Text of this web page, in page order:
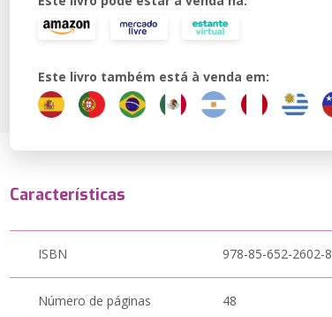
Este livro também está à venda em:
Características
ISBN 978-85-652-2602-8
Número de páginas 48